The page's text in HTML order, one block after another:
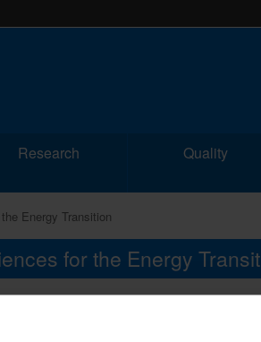
Research Quality
Energy Transition
for the Energy